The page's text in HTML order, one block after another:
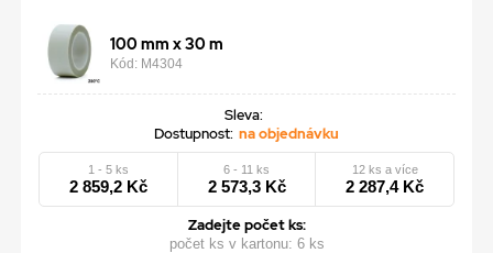
100 mm x 30 m
Kód: M4304
Sleva:
Dostupnost: na objednávku
1 - 5 ks
2 859,2 Kč
6 - 11 ks
2 573,3 Kč
12 ks a více
2 287,4 Kč
Zadejte počet ks:
počet ks v kartonu: 6 ks